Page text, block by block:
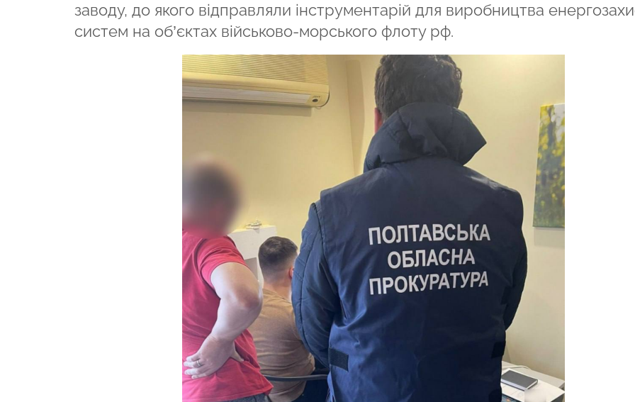
заводу, до якого відправляли інструментарій для виробництва
систем на об’єктах військово-морського флоту рф.